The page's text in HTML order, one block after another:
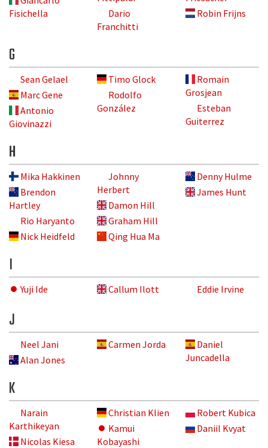
Fisichella
Dario
Franchitti
Robin Frijns
G
Sean Gelael
Marc Gene
Antonio
Giovinazzi
Timo Glock
Rodolfo
González
Romain
Grosjean
Esteban
Guiterrez
H
Mika Hakkinen
Brendon
Hartley
Rio Haryanto
Nick Heidfeld
Johnny
Herbert
Damon Hill
Graham Hill
Qing Hua Ma
Denny Hulme
James Hunt
I
Yuji Ide Callum Ilott Eddie Irvine
J
Neel Jani
Alan Jones
Carmen Jorda
Daniel
Juncadella
K
Narain
Karthikeyan
Nicolas Kiesa
Christian Klien
Kamui
Kobayashi
Robert Kubica
Daniil Kvyat